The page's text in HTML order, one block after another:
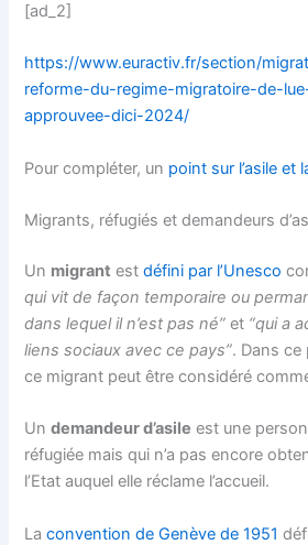
[ad_2]
https://www.euractiv.fr/section/
reforme-du-regime-migratoire-de-
approuvee-dici-2024/
Pour compléter, un point sur l’asile et
Migrants, réfugiés et demandeurs
Un migrant estdéfini par l’Unesco
qui vit de façon temporaire ou
dans lequel il n’est pas né” et “qui a
liens sociaux avec ce pays”. Dans ce
ce migrant peut être considéré
Undemandeur d’asile est une
réfugiée mais qui n’a pas encore
l’Etat auquel elle réclame l’accueil.
Laconvention de Genève de 1951